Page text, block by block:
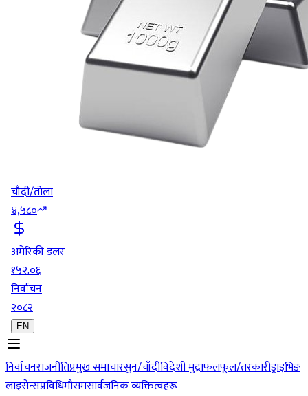
चाँदी/तोला
४,५८०
अमेरिकी डलर
१५२.०६
निर्वाचन
२०८२
EN
निर्वाचनराजनीतिप्रमुख समाचारसुन/चाँदीविदेशी मुद्राफलफूल/तरकारीड्राइभिङ
लाइसेन्सप्रविधिमौसमसार्वजनिक व्यक्तित्वहरू